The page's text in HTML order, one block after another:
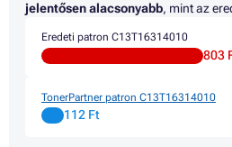
Patron EPSON WORKFORCE WF-
Patron EPSON WORKFORCE WF-
Patron EPSON WORKFORCE WF-2760
jelentősen alacsonyabb, mint az
Eredeti patron C13T16314010
803
TonerPartner patron C13T16314010
112 Ft